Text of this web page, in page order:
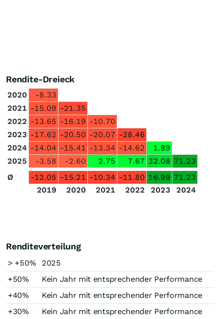
Rendite-Dreieck
2020
-8.33
2021 -15.09 -21.35
2022 -13.65 -16.19 -10.70
2023 -17.62 -20.50 -20.07 -28.46
2024 -14.04 -15.41 -13.34 -14.62
1.89
2025
-3.58 -2.60 2.75 7.67 32.08 71.23
Ø
-12.05 -15.21 -10.34 -11.80 16.99 71.23
2019
2020 2021 2022 2023 2024
Renditeverteilung
> +50%
2025
+50%
Kein Jahr mit entsprechender Performance
+40%
Kein Jahr mit entsprechender Performance
+30%
Kein Jahr mit entsprechender Performance